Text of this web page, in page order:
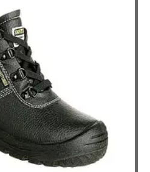
kan
gekozen
worden
op
de
productpagina